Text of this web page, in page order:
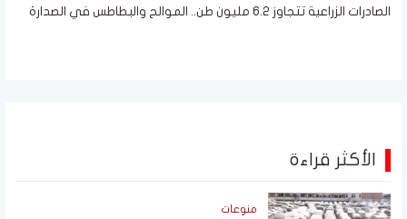
الصادرات الزراعية تتجاوز 6.2 مليون طن.. الموالح والبطاطس في الصدارة
الأكثر قراءة
منوعات